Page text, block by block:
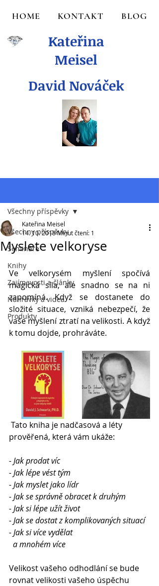
HOME KONTAKT BLOG
Kateřina
Meisel
David Nováček
Všechny příspěvky
Semináře
Knihy
Zajímavosti a články
Nahrávky a videa
Produkty
Všechny příspěvky
Myslete velkoryse
Kateřina Meisel
14. 10. 2018Minut čtení: 1
Ve velkorysém myšlení spočívá
magická síla, ale snadno se na ni
zapomíná. Když se dostanete do
složité situace, vzniká nebezpečí, že
vaše myšlení ztratí na velikosti. A když
k tomu dojde, prohráváte.
prověřená, která vám ukáže:
- Jak prodat víc
- Jak lépe vést tým
- Jak myslet jako lídr
- Jak se správně obracet k druhým
- Jak si lépe užít život
- Jak se dostat z komplikovaných situací
- Jak si více vydělat
  a mnohém více
Velikost vašeho odhodlání se bude
rovnat velikosti vašeho úspěchu